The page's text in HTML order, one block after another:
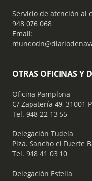
Servicio de atención al
948 076 068
Email:
OTRAS OFICINAS Y
Oficina Pamplona
C/ Zapatería 49, 31001
Tel. 948 22 13 55
​ Delegación Tudela
Plza. Sancho el Fuerte
Tel. 948 41 03 10
​ Delegación Estella